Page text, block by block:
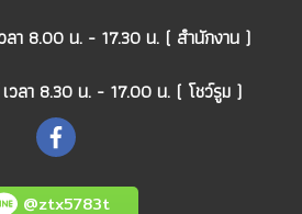
า 8.00 น. - 17.30 น. ( สำนักงาน )
วลา 8.30 น. - 17.00 น. ( โชว์รูม )
@ztx5783t